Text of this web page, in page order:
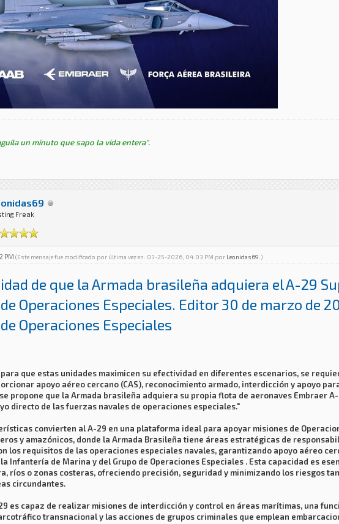
un minuto que sapo la vida entera".
Freak
PM (Este mensaje fue modificado por última vez en: 03-25-2026, 04:03 PM por Leonidas69 .)
de que la Armada brasileña adquiera el A-29
Operaciones Especiales. Editor 30 de marzo de
Operaciones Especiales
para que estas unidades maximicen su efectividad en diferentes escenarios, se
apoyo aéreo cercano (CAS), reconocimiento armado, interdicción y apoyo
propone que la Armada brasileña adquiera su propia flota de aeronaves Embraer
directo de las fuerzas navales de operaciones especiales."
convierten al A-29 en una plataforma ideal para apoyar misiones de
y amazónicos, donde la Armada Brasileña tiene áreas estratégicas de
los requisitos de las operaciones especiales navales, garantizando apoyo aéreo
Infantería de Marina y del Grupo de Operaciones Especiales . Esta capacidad es
ríos o zonas costeras, ofreciendo precisión, seguridad y minimizando los riesgos
circundantes.
es capaz de realizar misiones de interdicción y control en áreas marítimas, una
transnacional y las acciones de grupos criminales que emplean